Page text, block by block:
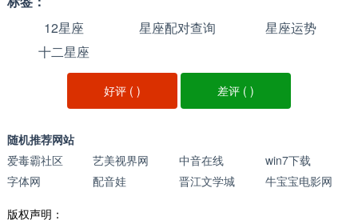
12星座
星座配对查询
星座运势
十二星座
好评 () 差评 ( )
随机推荐网站
爱毒霸社区
艺美视界网 中音在线
win7下载
字体网
配音娃 晋江文学城 牛宝宝电影网
版权声明：